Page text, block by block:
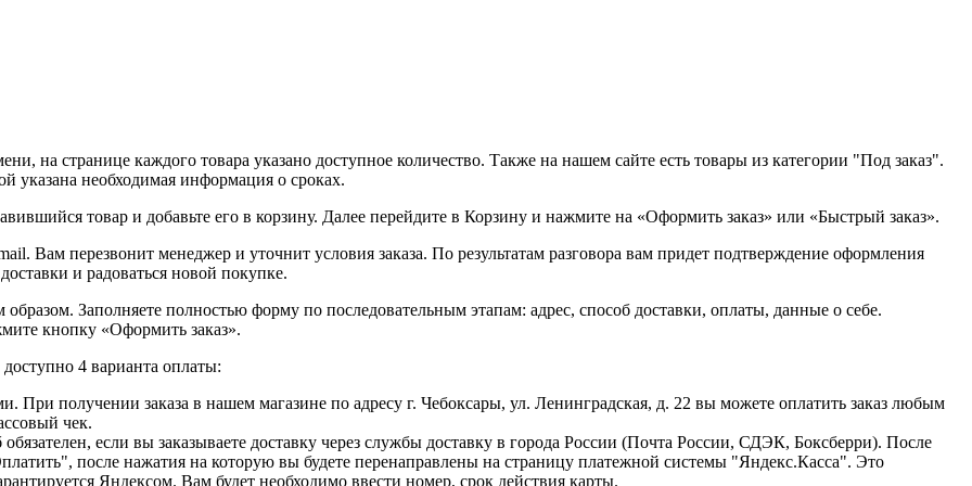
на странице каждого товара указано доступное количество. Также на нашем сайте есть товары из категории "Под заказ".
указана необходимая информация о сроках.
товар и добавьте его в корзину. Далее перейдите в Корзину и нажмите на «Оформить заказ» или «Быстрый заказ».
Вам перезвонит менеджер и уточнит условия заказа. По результатам разговора вам придет подтверждение оформления
и радоваться новой покупке.
Заполняете полностью форму по последовательным этапам: адрес, способ доставки, оплаты, данные о себе.
кнопку «Оформить заказ».
4 варианта оплаты:
При получении заказа в нашем магазине по адресу г. Чебоксары, ул. Ленинградская, д. 22 вы можете оплатить заказ любым
чек.
обязателен, если вы заказываете доставку через службы доставку в города России (Почта России, СДЭК, Боксберри). После
после нажатия на которую вы будете перенаправлены на страницу платежной системы "Яндекс.Касса". Это
Яндексом. Вам будет необходимо ввести номер, срок действия карты.